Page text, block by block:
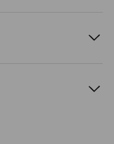
искусства.